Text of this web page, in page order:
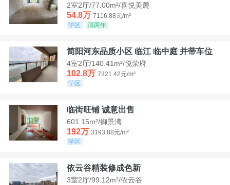
2室2厅/77.00m²/喜悦美麓
54.8万 7116.88元/m²
学区
满两年
简阳河东品质小区 临江 临中庭 并带车位
4室2厅/140.41m²/悦荣府
102.8万 7321.42元/m²
学区
临街旺铺 诚意出售
601.15m²/御景湾
192万 3193.88元/m²
学区
依云谷精装修成色新
3室2厅/99.12m²/依云谷